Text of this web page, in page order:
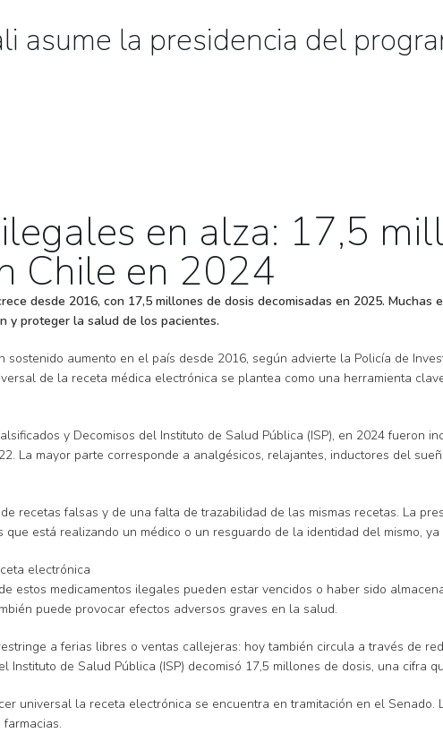
asume la presidencia del
en alza: 17,5
Chile en 2024
desde 2016, con 17,5 millones de dosis decomisadas en 2025.
y proteger la salud de los pacientes.
sostenido aumento en el país desde 2016, según advierte la Policía de
de la receta médica electrónica se plantea como una herramienta
y Decomisos del Instituto de Salud Pública (ISP), en 2024
La mayor parte corresponde a analgésicos, relajantes, inductores del
recetas falsas y de una falta de trazabilidad de las mismas recetas. La
está realizando un médico o un resguardo de la identidad del mismo,
electrónica
estos medicamentos ilegales pueden estar vencidos o haber sido
puede provocar efectos adversos graves en la salud.
a ferias libres o ventas callejeras: hoy también circula a través de
Instituto de Salud Pública (ISP) decomisó 17,5 millones de dosis, una cifra
universal la receta electrónica se encuentra en tramitación en el